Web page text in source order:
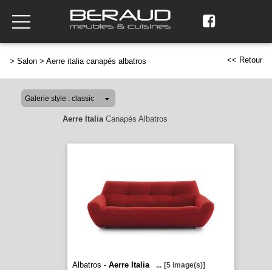
> Salon > Aerre italia canapés albatros << Retour
Aerre ItaliaCanapés Albatros
Albatros - Aerre Italia ... [5 image(s)]